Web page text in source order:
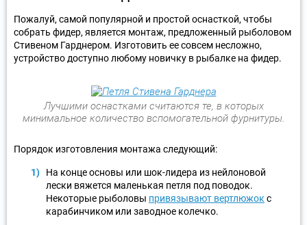
Пожалуй, самой популярной и простой оснасткой, чтобы
собрать фидер, является монтаж, предложенный рыболовом
Стивеном Гарднером. Изготовить ее совсем несложно,
устройство доступно любому новичку в рыбалке на фидер.
Лучшими оснастками считаются те, в которых
минимальное количество вспомогательной фурнитуры.
Порядок изготовления монтажа следующий:
На конце основы или шок-лидера из нейлоновой
лески вяжется маленькая петля под поводок.
Некоторые рыболовы привязывают вертлюжокс
карабинчиком или заводное колечко.